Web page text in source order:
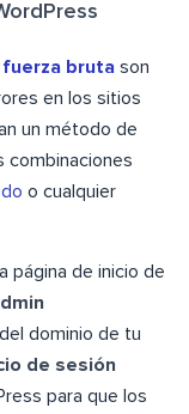
bruta son
en los sitios
un método de
combinaciones
o cualquier
página de inicio de
dominio de tu
de sesión
para que los